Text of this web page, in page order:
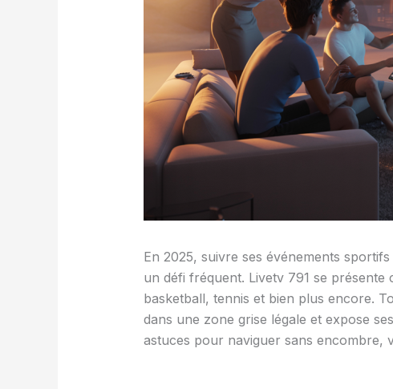
En 2025, suivre ses événements
un défi fréquent. Livetv 791 se
basketball, tennis et bien plus encore.
dans une zone grise légale et expose
astuces pour naviguer sans encombre,